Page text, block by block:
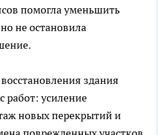
помогла уменьшить
не остановила
здания
работ: усиление
новых перекрытий и